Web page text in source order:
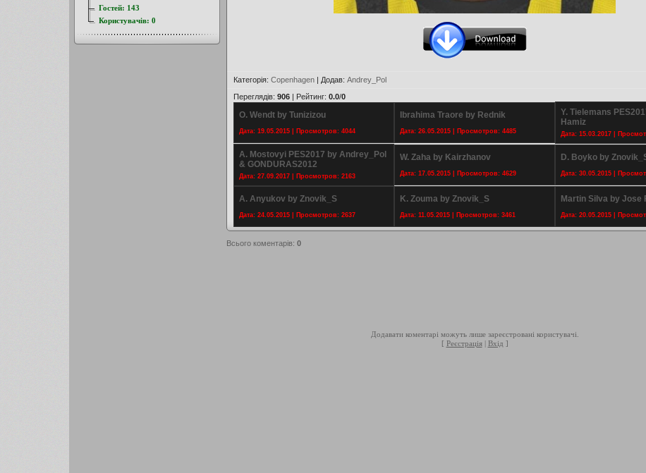
Категорія: Copenhagen| Додав: Andrey_Pol
Переглядів: 906| Рейтинг: 0.0/0
O. Wendt by Tunizizou
Дата: 19.05.2015 | Просмотров: 4044
Ibrahima Traore by Rednik
Дата: 26.05.2015 | Просмотров: 4485
Y. Tielemans
Hamiz
Дата: 15.03.2017 |
A. Mostovyi PES2017 by Andrey_Pol
& GONDURAS2012
Дата: 27.09.2017 | Просмотров: 2163
W. Zaha by Kairzhanov
Дата: 17.05.2015 | Просмотров: 4629
D. Boyko by
Дата: 30.05.2015 |
A. Anyukov by Znovik_S
Дата: 24.05.2015 | Просмотров: 2637
K. Zouma by Znovik_S
Дата: 11.05.2015 | Просмотров: 3461
Martin Silva by Jose
Дата: 20.05.2015 |
Всього коментарів: 0
Додавати коментарі можуть лише зареєстровані користувачі.
[ Реєстрація| Вхід ]
Гостей: 143
Користувачів: 0